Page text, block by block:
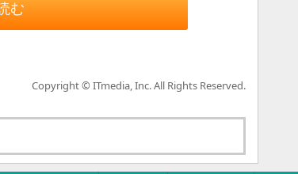
む
Copyright © ITmedia, Inc. All Rights Reserved.